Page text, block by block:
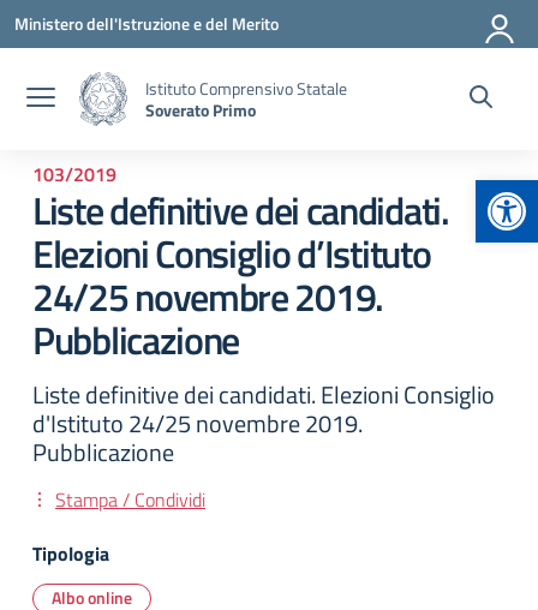
Vai ai contenuti
Vai al menu di navigazione
Vai al footer
Ministero dell'Istruzione e del Merito
Istituto Comprensivo Statale
Soverato Primo
103/2019
Liste definitive dei candidati.
Elezioni Consiglio d’Istituto
24/25 novembre 2019.
Pubblicazione
Liste definitive dei candidati. Elezioni Consiglio
d'Istituto 24/25 novembre 2019.
Pubblicazione
Stampa / Condividi
Tipologia
Albo online